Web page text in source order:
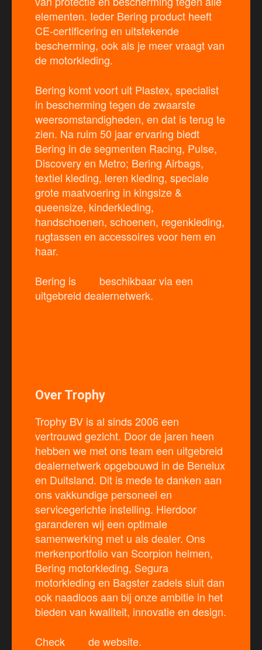
elementen. Ieder Bering product heeft
CE-certificering en uitstekende
bescherming, ook als je meer vraagt van
de motorkleding.
Bering komt voort uit Plastex, specialist
in bescherming tegen de zwaarste
weersomstandigheden, en dat is terug te
zien. Na ruim 50 jaar ervaring biedt
Bering in de segmenten Racing, Pulse,
Discovery en Metro; Bering Airbags,
textiel kleding, leren kleding, speciale
grote maatvoering in kingsize &
queensize, kinderkleding,
handschoenen, schoenen, regenkleding,
rugtassen en accessoires voor hem en
haar.
Bering is
beschikbaar via een
uitgebreid dealernetwerk.
Over Trophy
Trophy BV is al sinds 2006 een
vertrouwd gezicht. Door de jaren heen
hebben we met ons team een uitgebreid
dealernetwerk opgebouwd in de Benelux
en Duitsland. Dit is mede te danken aan
ons vakkundige personeel en
servicegerichte instelling. Hierdoor
garanderen wij een optimale
samenwerking met u als dealer. Ons
merkenportfolio van Scorpion helmen,
Bering motorkleding, Segura
motorkleding en Bagster zadels sluit dan
ook naadloos aan bij onze ambitie in het
bieden van kwaliteit, innovatie en design.
Check
de website.